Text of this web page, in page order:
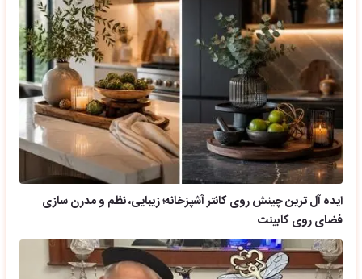
ایده آل ترین چینش روی کانتر آشپزخانه؛ زیبایی، نظم و مدرن سازی
فضای روی کابینت